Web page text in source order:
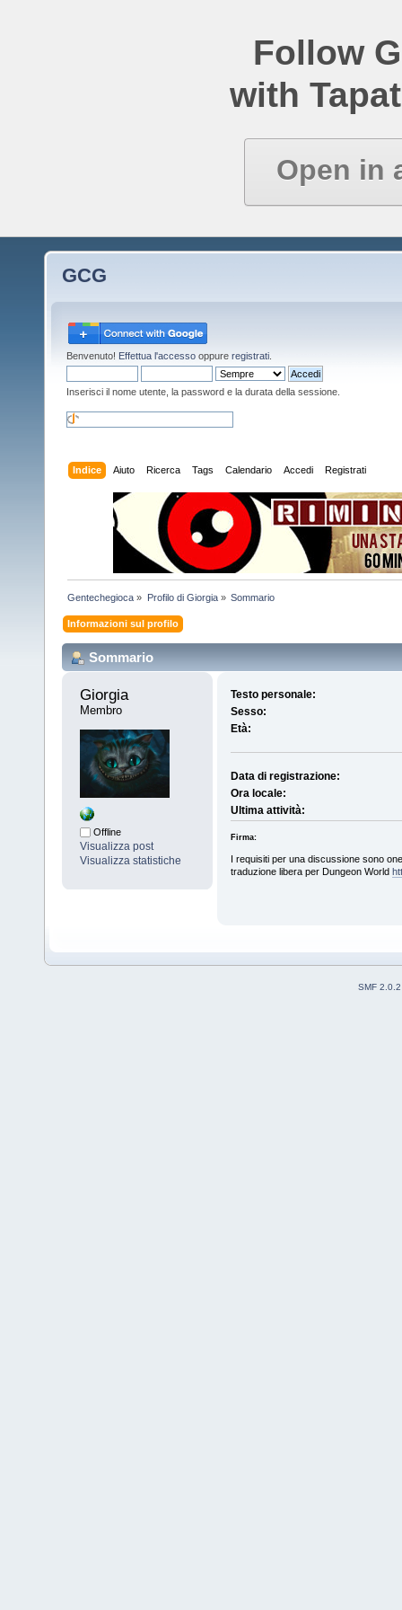
Follow
with
Open in
GCG
Benvenuto! Effettua l'accesso oppure registrati
Inserisci il nome utente, la password e la durata della sessione.
Indice Aiuto Ricerca Tags Calendario Accedi Registrati
Gentechegioca » Profilo di Giorgia» Sommario
Informazioni sul profilo
Sommario
Giorgia
Membro
Offline
Visualizza post
Visualizza statistiche
Testo personale:
Sesso:
Età:
Data di registrazione:
Ora locale:
Ultima attività:
Firma:
I requisiti per una discussione sono
traduzione libera per Dungeon World
SMF 2.0.2